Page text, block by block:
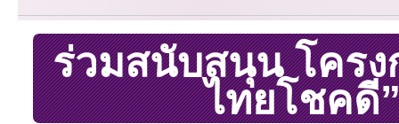
ร่วมสนับสนุน โครง
ไทยโชคดี